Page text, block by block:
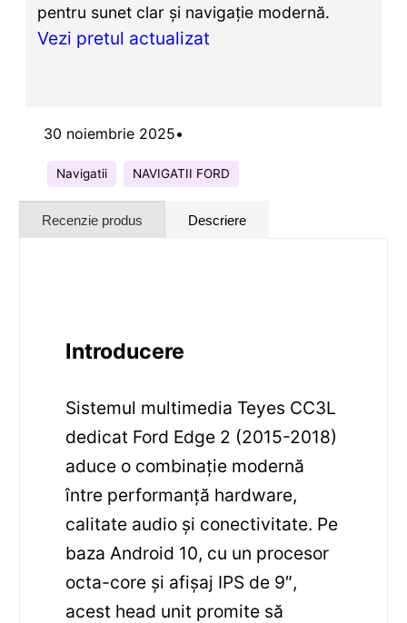
pentru sunet clar și navigație modernă.
Vezi pretul actualizat
30 noiembrie 2025•
Navigatii NAVIGATII FORD
Recenzie produs Descriere
Introducere
Sistemul multimedia Teyes CC3L
dedicat Ford Edge 2 (2015-2018)
aduce o combinație modernă
între performanță hardware,
calitate audio și conectivitate. Pe
baza Android 10, cu un procesor
octa-core și afișaj IPS de 9″,
acest head unit promite să